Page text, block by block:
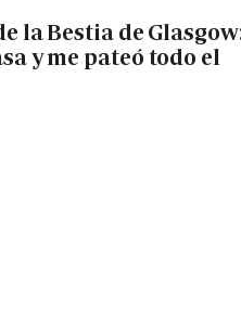
la Bestia de
y me pateó todo el